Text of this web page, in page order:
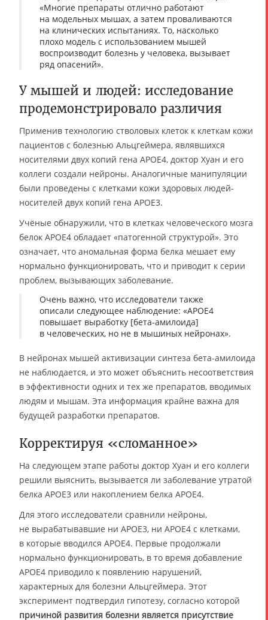
«Многие препараты отлично работают
на модельных мышах, а затем проваливаются
на клинических испытаниях. То, насколько
плохо модель с использованием мышей
воспроизводит болезнь у человека, вызывает
ряд опасений».
У мышей и людей: исследование
продемонстрировало различия
Применив технологию стволовых клеток к клеткам кожи
пациентов с болезнью Альцгеймера, являвшихся
носителями двух копий гена APOE4, доктор Хуан и его
коллеги создали нейроны. Аналогичные манипуляции
были проведены с клетками кожи здоровых людей-
носителей двух копий гена APOE3.
Учёные обнаружили, что в клетках человеческого мозга
белок APOE4 обладает «патогенной структурой». Это
означает, что аномальная форма белка мешает ему
нормально функционировать, что и приводит к серии
проблем, вызывающих заболевание.
Очень важно, что исследователи также
описали следующее наблюдение: «APOE4
повышает выработку [бета-амилоида]
в человеческих, но не в мышиных нейронах».
В нейронах мышей активизации синтеза бета-амилоида
не наблюдается, и это может объяснить несоответствия
в эффективности одних и тех же препаратов, вводимых
людям и мышам. Эта информация крайне важна для
будущей разработки препаратов.
Корректируя «сломанное»
На следующем этапе работы доктор Хуан и его коллеги
решили выяснить, вызывается ли заболевание утратой
белка APOE3 или накоплением белка APOE4.
Для этого исследователи сравнили нейроны,
не вырабатывавшие ни APOE3, ни APOE4 с клетками,
в которые вводился APOE4. Первые продолжали
нормально функционировать, в то время добавление
APOE4 приводило к появлению нарушений,
характерных для болезни Альцгеймера. Этот
эксперимент подтвердил гипотезу, согласно которой
причиной развития болезни является присутствие